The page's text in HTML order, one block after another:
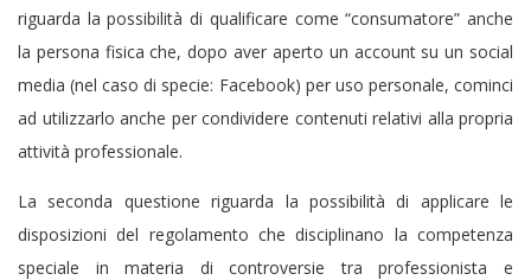
riguarda la possibilità di qualificare come “consumatore” anche
la persona fisica che, dopo aver aperto un account su un social
media (nel caso di specie: Facebook) per uso personale, cominci
ad utilizzarlo anche per condividere contenuti relativi alla propria
attività professionale.
La seconda questione riguarda la possibilità di applicare le
disposizioni del regolamento che disciplinano la competenza
speciale in materia di controversie tra professionista e